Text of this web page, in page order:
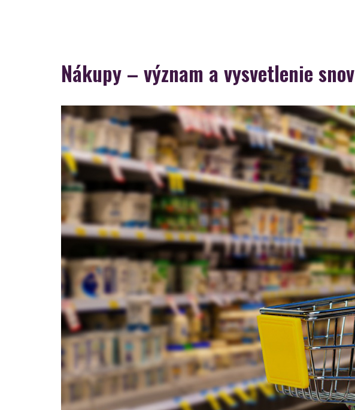
Nákupy – význam a vysvetlenie snov